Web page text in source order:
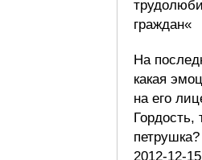
граждан«
На
какая
на его
Гордость,
петрушка?
2012-12-